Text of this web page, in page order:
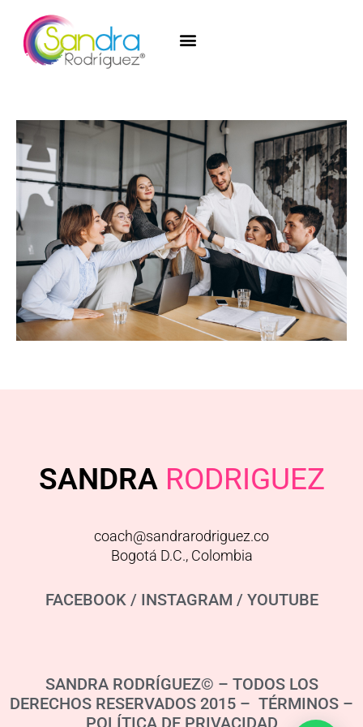
SANDRA RODRIGUEZ
coach@sandrarodriguez.co
Bogotá D.C., Colombia
FACEBOOK / INSTAGRAM / YOUTUBE
SANDRA RODRÍGUEZ© – TODOS LOS
DERECHOS RESERVADOS 2015 – TÉRMINOS –
POLÍTICA DE PRIVACIDAD